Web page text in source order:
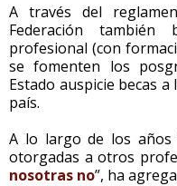
A través del
Federación también
profesional (con
se fomenten los
Estado auspicie becas
país.
A lo largo de los años
otorgadas a otros
nosotras no”, ha